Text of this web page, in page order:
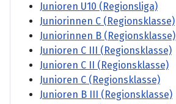
Junioren U10 (Regionsliga)
Juniorinnen C (Regionsklasse)
Juniorinnen B (Regionsklasse)
Junioren C III (Regionsklasse)
Junioren C II (Regionsklasse)
Junioren C (Regionsklasse)
Junioren B III (Regionsklasse)